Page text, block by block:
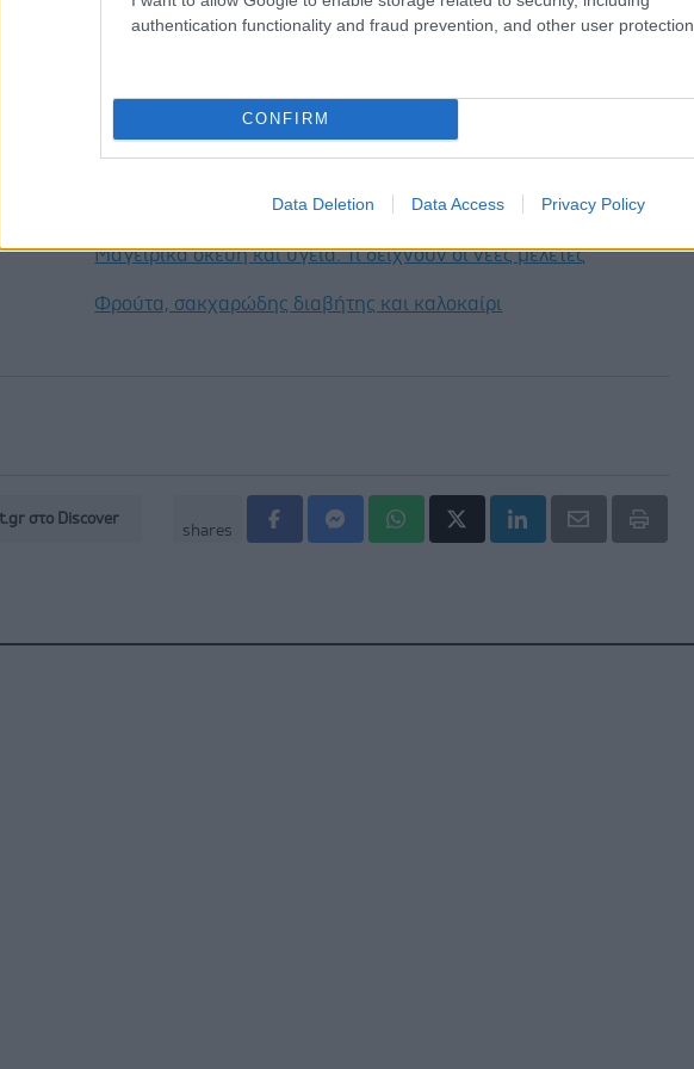
authentication functionality and fraud prevention, and other user protection.
CONFIRM
Data Deletion Data Access Privacy Policy
Ειδήσεις υγείας σήμερα
με μία ένεση Mazdutide την εβδομάδα
Μαγειρικά σκεύη και υγεία: Τι δείχνουν οι νέες μελέτες
Φρούτα, σακχαρώδης διαβήτης και καλοκαίρι
στο Discover
shares